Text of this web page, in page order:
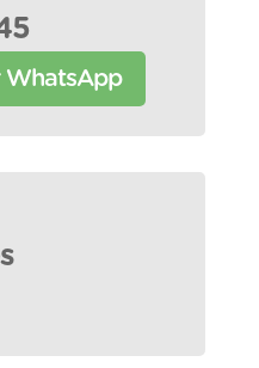
WhatsApp